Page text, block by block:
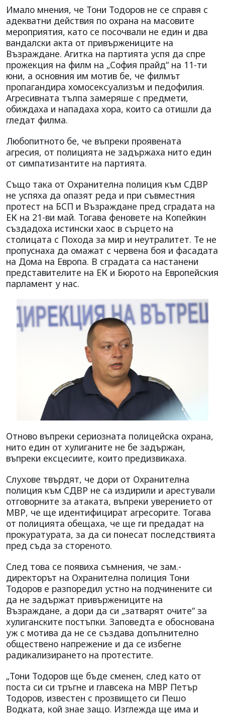
Имало мнения, че Тони Тодоров не се справя с
адекватни действия по охрана на масовите
мероприятия, като се посочвали не един и два
вандалски акта от привържениците на
Възраждане. Агитка на партията успя да спре
прожекция на филм на „София прайд“ на 11-ти
юни, а основния им мотив бе, че филмът
пропагандира хомосексуализъм и педофилия.
Агресивната тълпа замеряше с предмети,
обиждаха и нападаха хора, които са отишли да
гледат филма.
Любопитното бе, че въпреки проявената
агресия, от полицията не задържаха нито един
от симпатизантите на партията.
Също така от Охранителна полиция към СДВР
не успяха да опазят реда и при съвместния
протест на БСП и Възраждане пред сградата на
ЕК на 21-ви май. Тогава феновете на Копейкин
създадоха истински хаос в сърцето на
столицата с Похода за мир и неутралитет. Те не
пропуснаха да омажат с червена боя и фасадата
на Дома на Европа. В сградата са настанени
представителите на ЕК и Бюрото на Европейския
парламент у нас.
Отново въпреки сериозната полицейска охрана,
нито един от хулиганите не бе задържан,
въпреки ексцесиите, които предизвикаха.
Слухове твърдят, че дори от Охранителна
полиция към СДВР не са издирили и арестували
отговорните за атаката, въпреки уверението от
МВР, че ще идентифицират агресорите. Тогава
от полицията обещаха, че ще ги предадат на
прокуратурата, за да си понесат последствията
пред съда за стореното.
След това се появиха съмнения, че зам.-
директорът на Охранителна полиция Тони
Тодоров е разпоредил устно на подчинените си
да не задържат привържениците на
Възраждане, а дори да си „затварят очите“ за
хулиганските постъпки. Заповедта е обоснована
уж с мотива да не се създава допълнително
обществено напрежение и да се избегне
радикализирането на протестите.
„Тони Тодоров ще бъде сменен, след като от
поста си си тръгне и главсека на МВР Петър
Тодоров, известен с прозвището си Пешо
Водката, кой знае защо. Изглежда ще има и